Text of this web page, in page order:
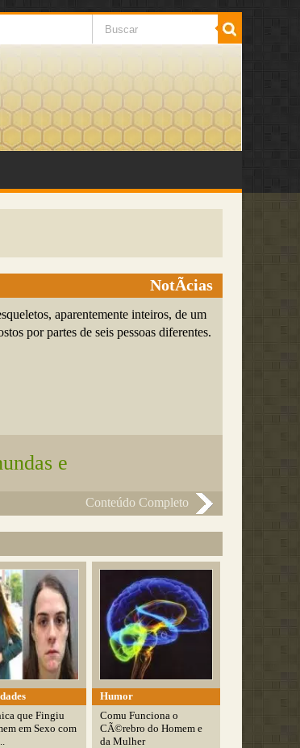
NotÃ­cias
aparentemente inteiros, de um
por partes de seis pessoas diferentes.
e
Conteúdo Completo
que Fingiu
em Sexo com
Humor
Comu Funciona o
CÃ©rebro do Homem e
da Mulher